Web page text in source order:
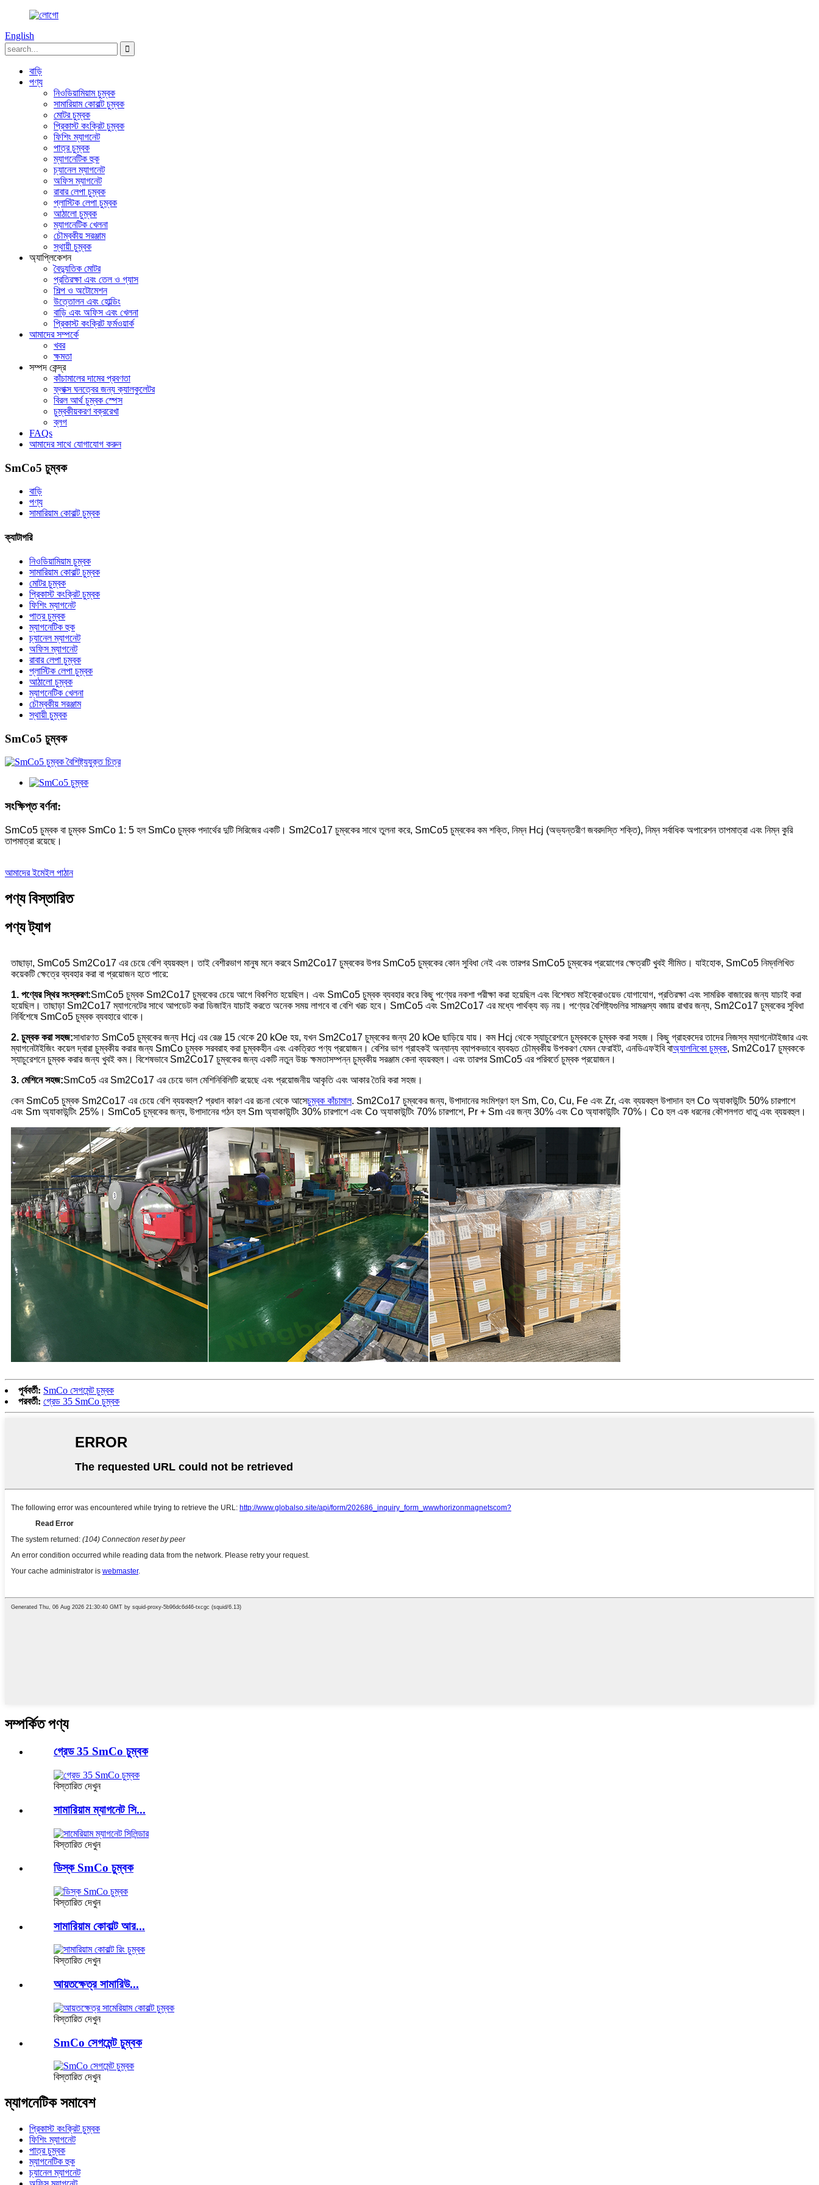
English
বাড়ি
পণ্য
নিওডিয়ামিয়াম চুম্বক
সামারিয়াম কোবাল্ট চুম্বক
মোটর চুম্বক
প্রিকাস্ট কংক্রিট চুম্বক
ফিশিং ম্যাগনেট
পাত্র চুম্বক
ম্যাগনেটিক হুক
চ্যানেল ম্যাগনেট
অফিস ম্যাগনেট
রাবার লেপা চুম্বক
প্লাস্টিক লেপা চুম্বক
আঠালো চুম্বক
ম্যাগনেটিক খেলনা
চৌম্বকীয় সরঞ্জাম
স্থায়ী চুম্বক
অ্যাপ্লিকেশন
বৈদ্যুতিক মোটর
প্রতিরক্ষা এবং তেল ও গ্যাস
শিল্প ও অটোমেশন
উত্তোলন এবং হোল্ডিং
বাড়ি এবং অফিস এবং খেলনা
প্রিকাস্ট কংক্রিট ফর্মওয়ার্ক
আমাদের সম্পর্কে
খবর
ক্ষমতা
সম্পদ কেন্দ্র
কাঁচামালের দামের প্রবণতা
ফ্লাক্স ঘনত্বের জন্য ক্যালকুলেটর
বিরল আর্থ চুম্বক স্পেস
চুম্বকীয়করণ বক্ররেখা
ব্লগ
FAQs
আমাদের সাথে যোগাযোগ করুন
SmCo5 চুম্বক
বাড়ি
পণ্য
সামারিয়াম কোবাল্ট চুম্বক
ক্যাটাগরি
নিওডিয়ামিয়াম চুম্বক
সামারিয়াম কোবাল্ট চুম্বক
মোটর চুম্বক
প্রিকাস্ট কংক্রিট চুম্বক
ফিশিং ম্যাগনেট
পাত্র চুম্বক
ম্যাগনেটিক হুক
চ্যানেল ম্যাগনেট
অফিস ম্যাগনেট
রাবার লেপা চুম্বক
প্লাস্টিক লেপা চুম্বক
আঠালো চুম্বক
ম্যাগনেটিক খেলনা
চৌম্বকীয় সরঞ্জাম
স্থায়ী চুম্বক
SmCo5 চুম্বক
সংক্ষিপ্ত বর্ণনা:
SmCo5 চুম্বক বা চুম্বক SmCo 1: 5 হল SmCo চুম্বক পদার্থের দুটি সিরিজের একটি। Sm2Co17 চুম্বকের সাথে তুলনা করে, SmCo5 চুম্বকের কম শক্তি, নিম্ন Hcj (অভ্যন্তরীণ জবরদস্তি শক্তি), নিম্ন সর্বাধিক অপারেশন তাপমাত্রা এবং নিম্ন কুরি
তাপমাত্রা রয়েছে।
আমাদের ইমেইল পাঠান
পণ্য বিস্তারিত
পণ্য ট্যাগ
তাছাড়া, SmCo5 Sm2Co17 এর চেয়ে বেশি ব্যয়বহুল। তাই বেশীরভাগ মানুষ মনে করবে Sm2Co17 চুম্বকের উপর SmCo5 চুম্বকের কোন সুবিধা নেই এবং তারপর SmCo5 চুম্বকের প্রয়োগের ক্ষেত্রটি খুবই সীমিত। যাইহোক, SmCo5 নিম্নলিখিত
কয়েকটি ক্ষেত্রে ব্যবহার করা বা প্রয়োজন হতে পারে:
1. পণ্যের স্থির সংস্করণ:SmCo5 চুম্বক Sm2Co17 চুম্বকের চেয়ে আগে বিকশিত হয়েছিল। এবং SmCo5 চুম্বক ব্যবহার করে কিছু পণ্যের নকশা পরীক্ষা করা হয়েছিল এবং বিশেষত মাইক্রোওয়েভ যোগাযোগ, প্রতিরক্ষা এবং সামরিক বাজারের জন্য যাচাই করা
হয়েছিল। তাছাড়া Sm2Co17 ম্যাগনেটের সাথে আপডেট করা ডিজাইন যাচাই করতে অনেক সময় লাগবে বা বেশি খরচ হবে। SmCo5 এবং Sm2Co17 এর মধ্যে পার্থক্য বড় নয়। পণ্যের বৈশিষ্ট্যগুলির সামঞ্জস্য বজায় রাখার জন্য, Sm2Co17 চুম্বকের সুবিধা
নির্বিশেষে SmCo5 চুম্বক ব্যবহারে থাকে।
2. চুম্বক করা সহজ:সাধারণত SmCo5 চুম্বকের জন্য Hcj এর রেঞ্জ 15 থেকে 20 kOe হয়, যখন Sm2Co17 চুম্বকের জন্য 20 kOe ছাড়িয়ে যায়। কম Hcj থেকে স্যাচুরেশনে চুম্বককে চুম্বক করা সহজ। কিছু গ্রাহকদের তাদের নিজস্ব ম্যাগনেটাইজার এবং
ম্যাগনেটাইজিং কয়েল দ্বারা চুম্বকীয় করার জন্য SmCo চুম্বক সরবরাহ করা চুম্বকহীন এবং একত্রিত পণ্য প্রয়োজন। বেশির ভাগ গ্রাহকই অন্যান্য ব্যাপকভাবে ব্যবহৃত চৌম্বকীয় উপকরণ যেমন ফেরাইট, এনডিএফইবি বাঅ্যালনিকো চুম্বক, Sm2Co17 চুম্বককে
স্যাচুরেশনে চুম্বক করার জন্য খুবই কম। বিশেষভাবে Sm2Co17 চুম্বকের জন্য একটি নতুন উচ্চ ক্ষমতাসম্পন্ন চুম্বকীয় সরঞ্জাম কেনা ব্যয়বহুল। এবং তারপর SmCo5 এর পরিবর্তে চুম্বক প্রয়োজন।
3. মেশিনে সহজ:SmCo5 এর Sm2Co17 এর চেয়ে ভাল মেশিনিবিলিটি রয়েছে এবং প্রয়োজনীয় আকৃতি এবং আকার তৈরি করা সহজ।
কেন SmCo5 চুম্বক Sm2Co17 এর চেয়ে বেশি ব্যয়বহুল? প্রধান কারণ এর রচনা থেকে আসেচুম্বক কাঁচামাল. Sm2Co17 চুম্বকের জন্য, উপাদানের সংমিশ্রণ হল Sm, Co, Cu, Fe এবং Zr, এবং ব্যয়বহুল উপাদান হল Co অ্যাকাউন্টিং 50% চারপাশে
এবং Sm অ্যাকাউন্টিং 25%। SmCo5 চুম্বকের জন্য, উপাদানের গঠন হল Sm অ্যাকাউন্টিং 30% চারপাশে এবং Co অ্যাকাউন্টিং 70% চারপাশে, Pr + Sm এর জন্য 30% এবং Co অ্যাকাউন্টিং 70%। Co হল এক ধরনের কৌশলগত ধাতু এবং ব্যয়বহুল।
পূর্ববর্তী: SmCo সেগমেন্ট চুম্বক
পরবর্তী: গ্রেড 35 SmCo চুম্বক
সম্পর্কিত পণ্য
গ্রেড 35 SmCo চুম্বক
বিস্তারিত দেখুন
সামারিয়াম ম্যাগনেট সি...
বিস্তারিত দেখুন
ডিস্ক SmCo চুম্বক
বিস্তারিত দেখুন
সামারিয়াম কোবাল্ট আর...
বিস্তারিত দেখুন
আয়তক্ষেত্র সামারিউ...
বিস্তারিত দেখুন
SmCo সেগমেন্ট চুম্বক
বিস্তারিত দেখুন
ম্যাগনেটিক সমাবেশ
প্রিকাস্ট কংক্রিট চুম্বক
ফিশিং ম্যাগনেট
পাত্র চুম্বক
ম্যাগনেটিক হুক
চ্যানেল ম্যাগনেট